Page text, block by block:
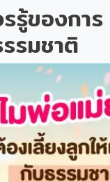
รู้ของการ
รมชาติ